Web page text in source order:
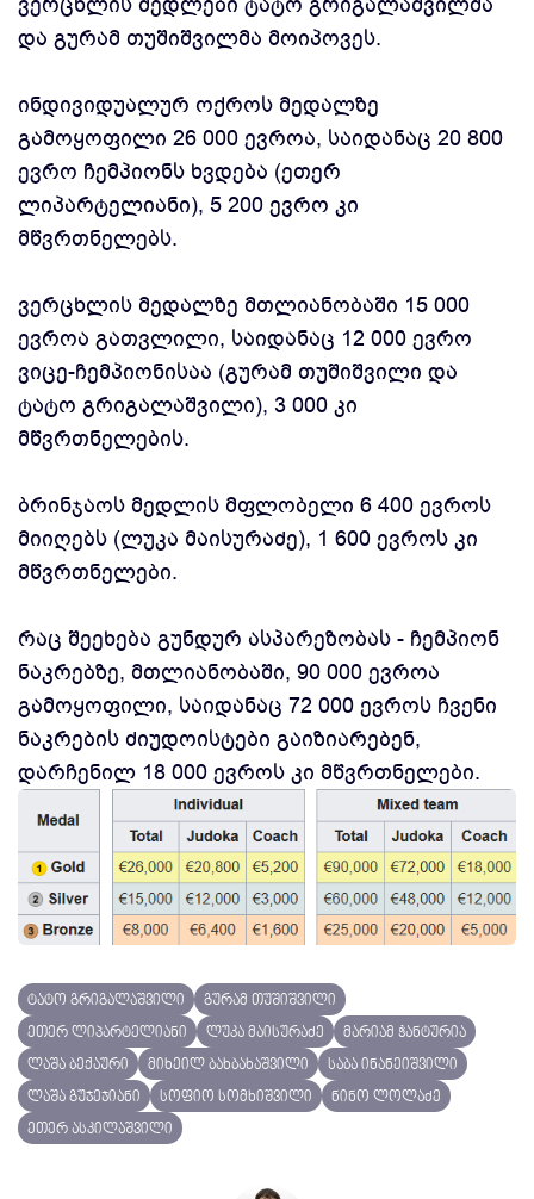
და გურამ თუშიშვილმა მოიპოვეს.
ინდივიდუალურ ოქროს მედალზე
გამოყოფილი 26 000 ევროა, საიდანაც 20 800
ევრო ჩემპიონს ხვდება (ეთერ
ლიპარტელიანი), 5 200 ევრო კი
მწვრთნელებს.
ვერცხლის მედალზე მთლიანობაში 15 000
ევროა გათვლილი, საიდანაც 12 000 ევრო
ვიცე-ჩემპიონისაა (გურამ თუშიშვილი და
ტატო გრიგალაშვილი), 3 000 კი
მწვრთნელების.
ბრინჯაოს მედლის მფლობელი 6 400 ევროს
მიიღებს (ლუკა მაისურაძე), 1 600 ევროს კი
მწვრთნელები.
რაც შეეხება გუნდურ ასპარეზობას - ჩემპიონ
ნაკრებზე, მთლიანობაში, 90 000 ევროა
გამოყოფილი, საიდანაც 72 000 ევროს ჩვენი
ნაკრების ძიუდოისტები გაიზიარებენ,
დარჩენილ 18 000 ევროს კი მწვრთნელები.
ტატო გრიგალაშვილი
გურამ თუშიშვილი
ეთერ ლიპარტელიანი
ლუკა მაისურაძე
მარიამ ჭანტურია
ლაშა ბექაური
მიხეილ ბახბახაშვილი
საბა ინანეიშვილი
ლაშა გუჯეჯიანი
სოფიო სომხიშვილი
ნინო ლოლაძე
ეთერ ასკილაშვილი